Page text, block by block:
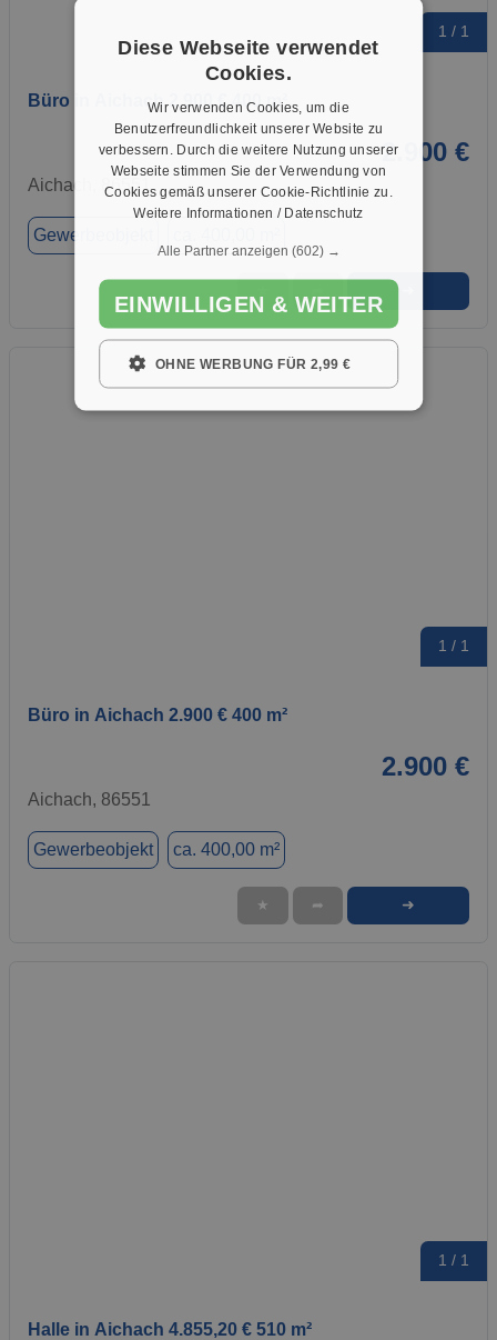
1 / 1
Büro in Aichach 2.900 € 400 m²
2.900 €
Aichach, 86551
Gewerbeobjekt
1 / 1
Büro in Aichach 2.900 € 400 m²
2.900 €
Aichach, 86551
Gewerbeobjekt ca. 400,00 m²
★ ➦ ➜
1 / 1
Halle in Aichach 4.855,20 € 510 m²
Diese Webseite verwendet
Cookies.
Wir verwenden Cookies, um die
Benutzerfreundlichkeit unserer Website zu
verbessern. Durch die weitere Nutzung unserer
Webseite stimmen Sie der Verwendung von
Cookies gemäß unserer Cookie-Richtlinie zu.
Weitere Informationen / Datenschutz
Alle Partner anzeigen (602) →
EINWILLIGEN & WEITER
OHNE WERBUNG FÜR 2,99 €